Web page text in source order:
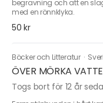
begravning och att en
med en rönnklyka.
50 kr
Böcker och Litteratur ·
ÖVER MÖRKA
Togs bort för 12 år